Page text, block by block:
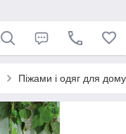
Піжами і одяг для дому